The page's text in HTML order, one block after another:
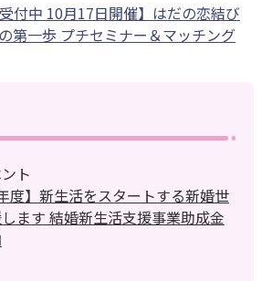
受付中 10月17日開催】はだの恋結び
第一歩 プチセミナー＆マッチング
ト
度】新生活をスタートする新婚世
ます 結婚新生活支援事業助成金